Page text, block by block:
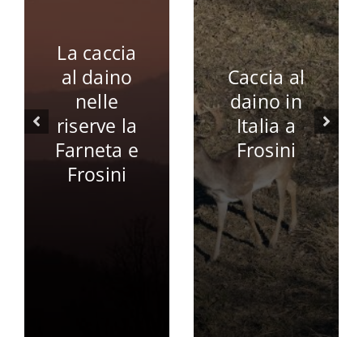
La caccia
al daino
nelle
riserve la
Farneta e
Frosini
Caccia al
daino in
Italia a
Frosini